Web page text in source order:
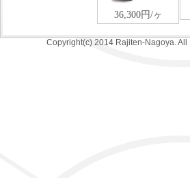
Copyright(c) 2014 Rajiten-Nagoya.